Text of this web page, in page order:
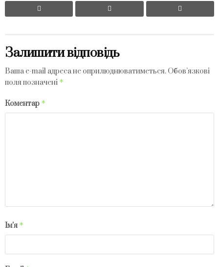
Залишити відповідь
Ваша e-mail адреса не оприлюднюватиметься. Обов’язкові
поля позначені *
Коментар *
Ім'я *